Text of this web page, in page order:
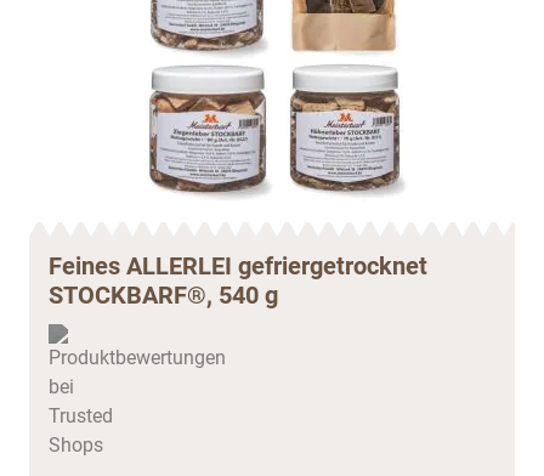
Feines ALLERLEI gefriergetrocknet
STOCKBARF®, 540 g